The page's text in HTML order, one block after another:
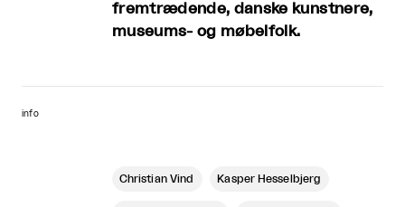
fremtrædende, danske kunstnere,
museums- og møbelfolk.
info
Christian Vind Kasper Hesselbjerg